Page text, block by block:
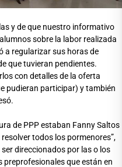
y de que nuestro informativo
sobre la labor realizada
a regularizar sus horas de
que tuvieran pendientes.
con detalles de la oferta
pudieran participar) y también
de PPP estaban Fanny Saltos
todos los pormenores”,
direccionados por las o los
que están en